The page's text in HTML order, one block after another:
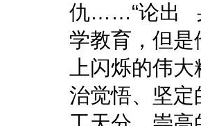
仇……“论出
学教育，但
上闪烁的伟
治觉悟、坚